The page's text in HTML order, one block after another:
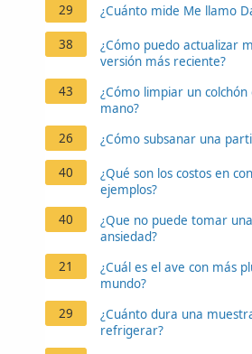
29 ¿Cuánto mide Me llamo
38
¿Cómo puedo actualizar
versión más reciente?
43
¿Cómo limpiar un colchón
mano?
26
¿Cómo subsanar una
40
¿Qué son los costos en
ejemplos?
40
¿Que no puede tomar
ansiedad?
21
¿Cuál es el ave con más
mundo?
29
¿Cuánto dura una
refrigerar?